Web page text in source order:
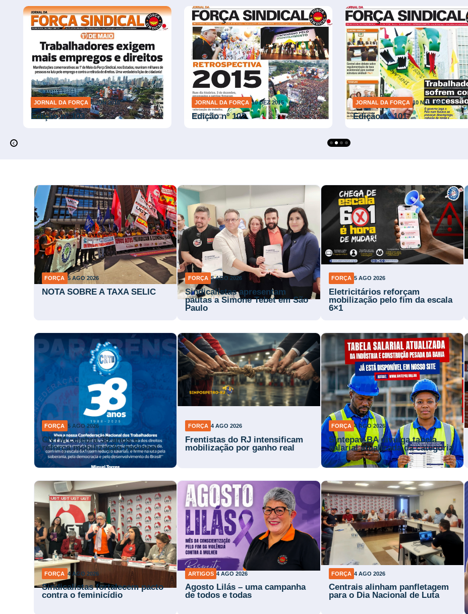
JORNAL DA FORÇA 6 JUN 2016
Edição nº 103
JORNAL DA FORÇA 10 DEZ 2015
Edição nº 102
JORNAL DA FORÇA 10 NOV 2015
Edição nº 101
FORÇA 5 AGO 2026
NOTA SOBRE A TAXA SELIC
FORÇA 5 AGO 2026
Sindicalistas apresentam
pautas a Simone Tebet em São
Paulo
FORÇA 5 AGO 2026
Eletricitários reforçam
mobilização pelo fim da escala
6×1
FORÇA 5 AGO 2026
CNTM celebra 38 anos e
reforça mobilização nacional
FORÇA 4 AGO 2026
Frentistas do RJ intensificam
mobilização por ganho real
FORÇA 4 AGO 2026
Sintepav-BA divulga tabela
salarial atualizada da categoria
FORÇA 4 AGO 2026
Sindicalistas fortalecem pacto
contra o feminicídio
ARTIGOS 4 AGO 2026
Agosto Lilás – uma campanha
de todos e todas
FORÇA 4 AGO 2026
Centrais alinham panfletagem
para o Dia Nacional de Luta